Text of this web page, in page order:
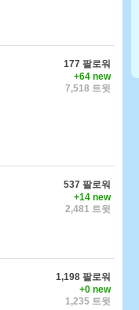
177 팔로워
+64 new
7,518 트윗
537 팔로워
+14 new
2,481 트윗
1,198 팔로워
+0 new
1,235 트윗